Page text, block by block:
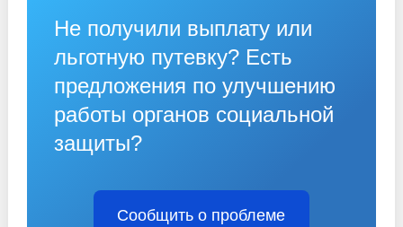
Не получили выплату или
льготную путевку? Есть
предложения по улучшению
работы органов социальной
защиты?
Сообщить о проблеме